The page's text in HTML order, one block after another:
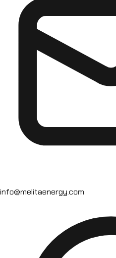
info@melitaenergy.com